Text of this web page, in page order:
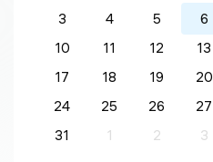
3
4 5 6
10
11 12 13
17
18 19 20
24
25 26 27
31
1 2 3